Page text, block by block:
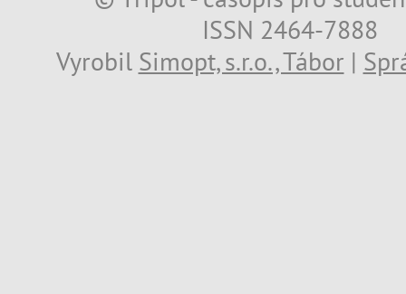
ISSN 2464-7888
Vyrobil Simopt, s.r.o., Tábor |